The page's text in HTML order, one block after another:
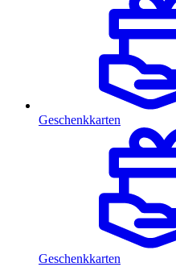
Geschenkkarten
Geschenkkarten